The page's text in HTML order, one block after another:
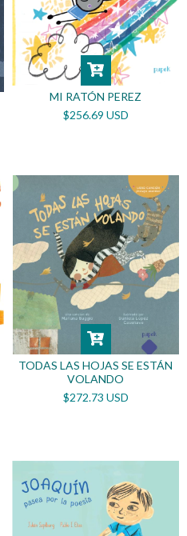
MI RATÓN PEREZ
$256.69 USD
TODAS LAS HOJAS SE ESTÁN
VOLANDO
$272.73 USD